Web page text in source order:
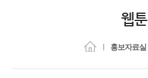
웹툰
홍보자료실